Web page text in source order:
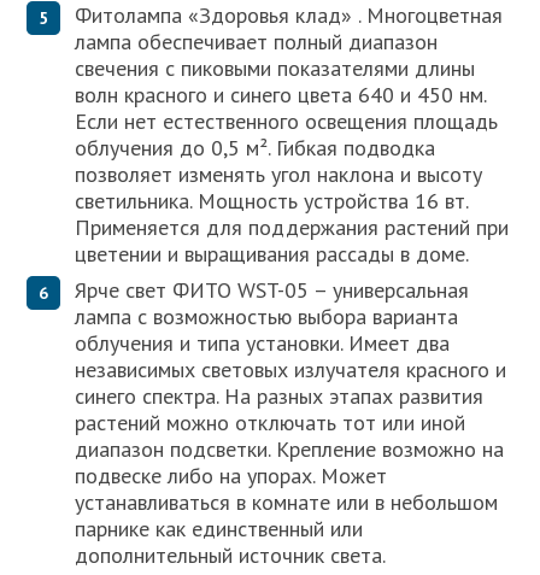
Фитолампа «Здоровья клад» . Многоцветная
лампа обеспечивает полный диапазон
свечения с пиковыми показателями длины
волн красного и синего цвета 640 и 450 нм.
Если нет естественного освещения площадь
облучения до 0,5 м². Гибкая подводка
позволяет изменять угол наклона и высоту
светильника. Мощность устройства 16 вт.
Применяется для поддержания растений при
цветении и выращивания рассады в доме.
Ярче свет ФИТО WST-05 – универсальная
лампа с возможностью выбора варианта
облучения и типа установки. Имеет два
независимых световых излучателя красного и
синего спектра. На разных этапах развития
растений можно отключать тот или иной
диапазон подсветки. Крепление возможно на
подвеске либо на упорах. Может
устанавливаться в комнате или в небольшом
парнике как единственный или
дополнительный источник света.